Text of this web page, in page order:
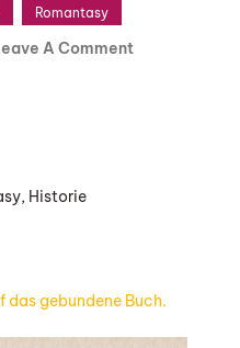
Romantasy
A CommentOn
Historie
das gebundene Buch.